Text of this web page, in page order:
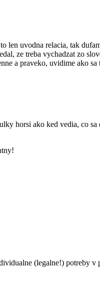
uvodna relacia, tak
ze treba vychadzat zo
a praveko, uvidime ako
horsi ako ked vedia, co
(legalne!) potreby